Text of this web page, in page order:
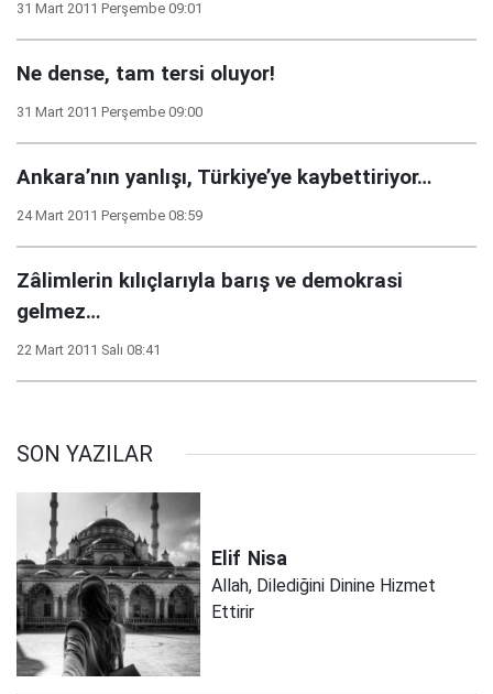
31 Mart 2011 Perşembe 09:01
Ne dense, tam tersi oluyor!
31 Mart 2011 Perşembe 09:00
Ankara’nın yanlışı, Türkiye’ye kaybettiriyor…
24 Mart 2011 Perşembe 08:59
Zâlimlerin kılıçlarıyla barış ve demokrasi
gelmez…
22 Mart 2011 Salı 08:41
SON YAZILAR
Elif Nisa
Allah, Dilediğini Dinine Hizmet
Ettirir